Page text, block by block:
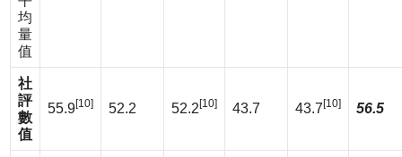
均
量
值
社
評
數
值
55.9[10] 52.2 52.2 [10] 43.7 43.7 [10] 56.5